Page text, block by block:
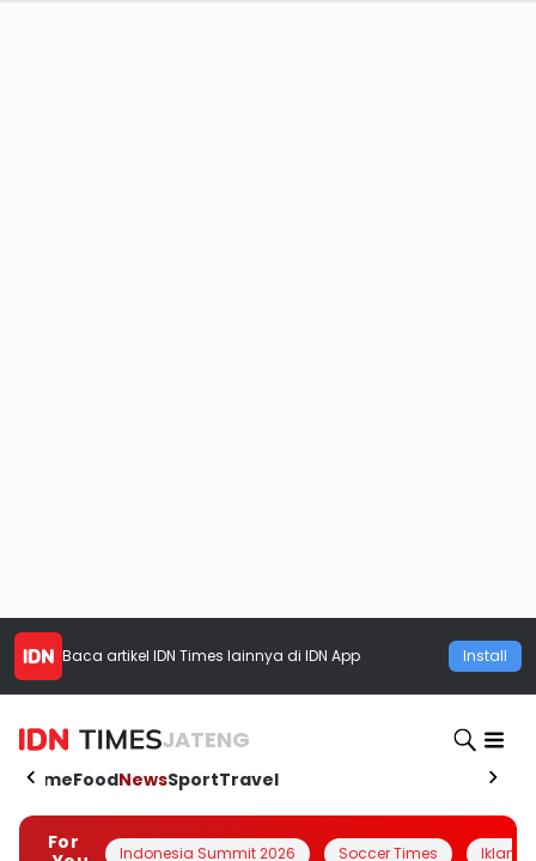
Baca artikel IDN Times lainnya di IDN App Install
JATENG
HomeFoodNewsSportTravel
For
Indonesia Summit 2026 Soccer Times Iklanin